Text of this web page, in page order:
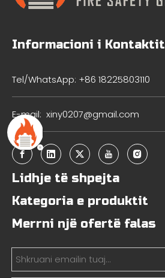
Informacioni i Kontaktit
Tel/WhatsApp: +86 18225803110
E-mail: xiny0207@gmail.com
Lidhje të shpejta
Kategoria e produktit
Merrni një ofertë falas